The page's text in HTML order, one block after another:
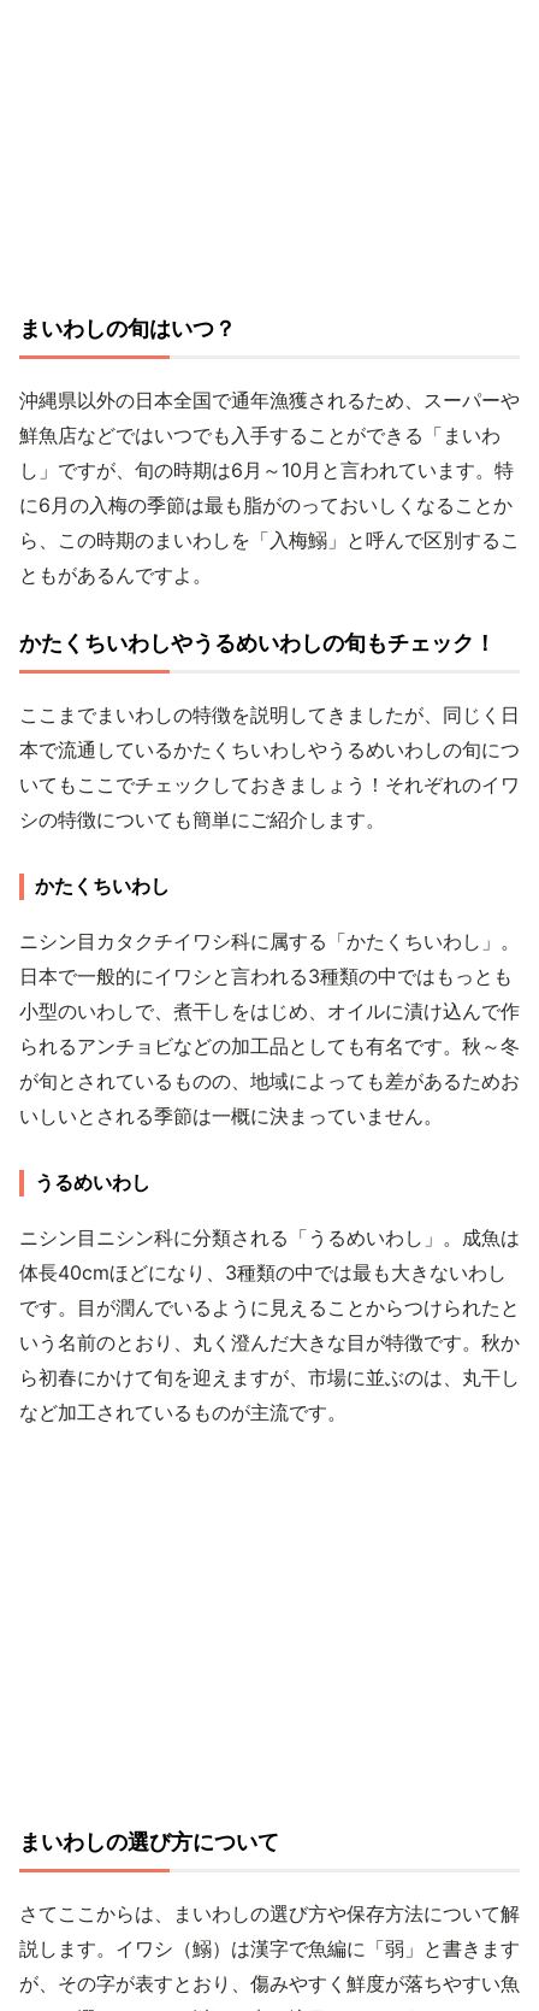
まいわしの旬はいつ？
沖縄県以外の日本全国で通年漁獲されるため、スーパーや
鮮魚店などではいつでも入手することができる「まいわ
し」ですが、旬の時期は6月～10月と言われています。特
に6月の入梅の季節は最も脂がのっておいしくなることか
ら、この時期のまいわしを「入梅鰯」と呼んで区別するこ
ともがあるんですよ。
かたくちいわしやうるめいわしの旬もチェック！
ここまでまいわしの特徴を説明してきましたが、同じく日
本で流通しているかたくちいわしやうるめいわしの旬につ
いてもここでチェックしておきましょう！それぞれのイワ
シの特徴についても簡単にご紹介します。
かたくちいわし
ニシン目カタクチイワシ科に属する「かたくちいわし」。
日本で一般的にイワシと言われる3種類の中ではもっとも
小型のいわしで、煮干しをはじめ、オイルに漬け込んで作
られるアンチョビなどの加工品としても有名です。秋～冬
が旬とされているものの、地域によっても差があるためお
いしいとされる季節は一概に決まっていません。
うるめいわし
ニシン目ニシン科に分類される「うるめいわし」。成魚は
体長40cmほどになり、3種類の中では最も大きないわし
です。目が潤んでいるように見えることからつけられたと
いう名前のとおり、丸く澄んだ大きな目が特徴です。秋か
ら初春にかけて旬を迎えますが、市場に並ぶのは、丸干し
など加工されているものが主流です。
まいわしの選び方について
さてここからは、まいわしの選び方や保存方法について解
説します。イワシ（鰯）は漢字で魚編に「弱」と書きます
が、その字が表すとおり、傷みやすく鮮度が落ちやすい魚